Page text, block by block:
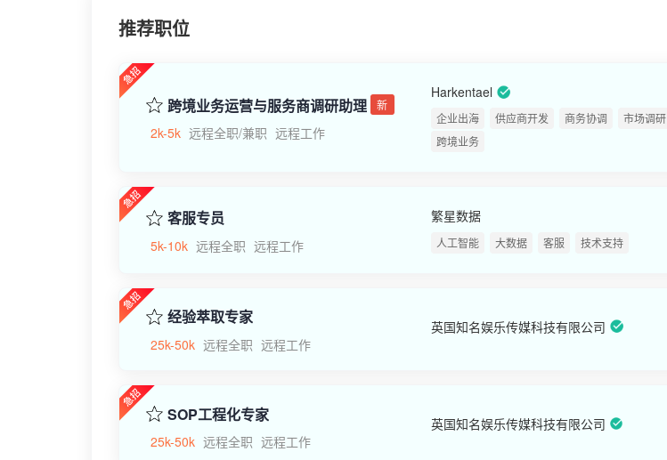
推荐职位
跨境业务运营与服务商调研助理 新
2k-5k 远程全职/兼职 远程工作
Harkentael
企业出海 供应商开发 商务协调
市场调研
跨境业务
客服专员
5k-10k 远程全职 远程工作
繁星数据
人工智能 大数据 客服 技术支持
经验萃取专家
25k-50k 远程全职 远程工作
英国知名娱乐传媒科技有限公司
SOP工程化专家
25k-50k 远程全职 远程工作
英国知名娱乐传媒科技有限公司